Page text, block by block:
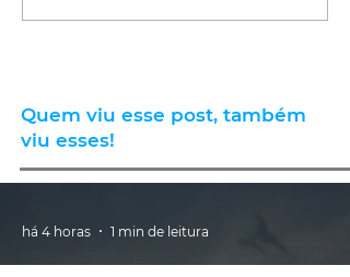
Quem viu esse post, também
viu esses!
há 4 horas 1 min de leitura